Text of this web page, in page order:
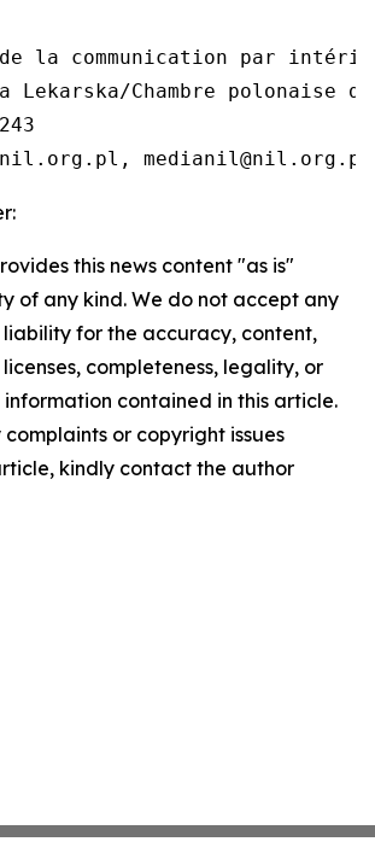
de la communication par intérim
Lekarska/Chambre polonaise
medianil@nil.org.pl
this news content "as is"
of any kind. We do not accept any
liability for the accuracy, content,
completeness, legality, or
contained in this article.
or copyright issues
kindly contact the author